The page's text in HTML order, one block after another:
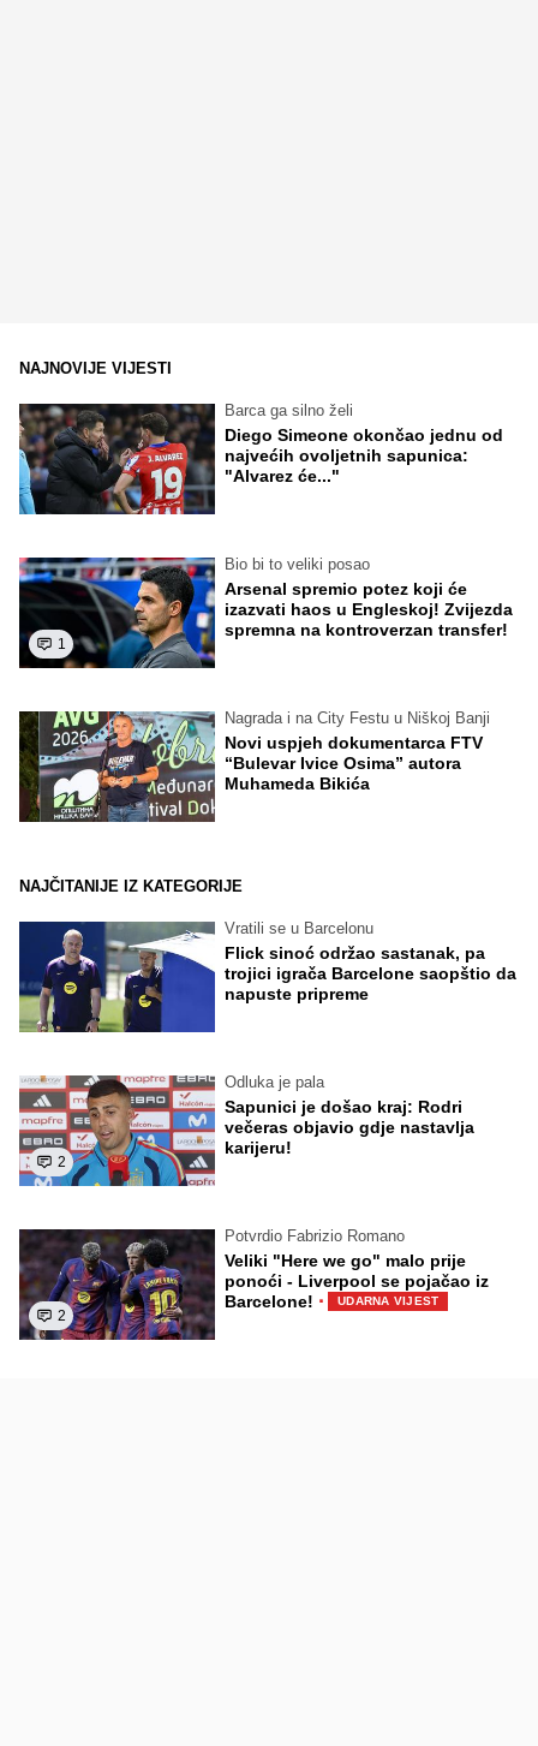
NAJNOVIJE VIJESTI
Barca ga silno želi
Diego Simeone okončao jednu od
najvećih ovoljetnih sapunica:
"Alvarez će..."
1
Bio bi to veliki posao
Arsenal spremio potez koji će
izazvati haos u Engleskoj! Zvijezda
spremna na kontroverzan transfer!
Nagrada i na City Festu u Niškoj Banji
Novi uspjeh dokumentarca FTV
“Bulevar Ivice Osima” autora
Muhameda Bikića
NAJČITANIJE IZ KATEGORIJE
Vratili se u Barcelonu
Flick sinoć održao sastanak, pa
trojici igrača Barcelone saopštio da
napuste pripreme
2
Odluka je pala
Sapunici je došao kraj: Rodri
večeras objavio gdje nastavlja
karijeru!
2
Potvrdio Fabrizio Romano
Veliki "Here we go" malo prije
ponoći - Liverpool se pojačao iz
Barcelone! · UDARNA VIJEST